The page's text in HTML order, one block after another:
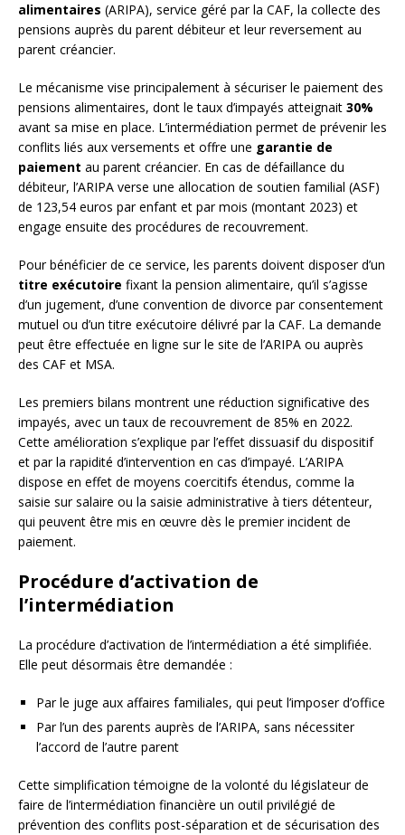
alimentaires (ARIPA), service géré par la CAF, la collecte des
pensions auprès du parent débiteur et leur reversement au
parent créancier.
Le mécanisme vise principalement à sécuriser le paiement des
pensions alimentaires, dont le taux d’impayés atteignait 30%
avant sa mise en place. L’intermédiation permet de prévenir les
conflits liés aux versements et offre une garantie de
paiement au parent créancier. En cas de défaillance du
débiteur, l’ARIPA verse une allocation de soutien familial (ASF)
de 123,54 euros par enfant et par mois (montant 2023) et
engage ensuite des procédures de recouvrement.
Pour bénéficier de ce service, les parents doivent disposer d’un
titre exécutoire fixant la pension alimentaire, qu’il s’agisse
d’un jugement, d’une convention de divorce par consentement
mutuel ou d’un titre exécutoire délivré par la CAF. La demande
peut être effectuée en ligne sur le site de l’ARIPA ou auprès
des CAF et MSA.
Les premiers bilans montrent une réduction significative des
impayés, avec un taux de recouvrement de 85% en 2022.
Cette amélioration s’explique par l’effet dissuasif du dispositif
et par la rapidité d’intervention en cas d’impayé. L’ARIPA
dispose en effet de moyens coercitifs étendus, comme la
saisie sur salaire ou la saisie administrative à tiers détenteur,
qui peuvent être mis en œuvre dès le premier incident de
paiement.
Procédure d’activation de
l’intermédiation
La procédure d’activation de l’intermédiation a été simplifiée.
Elle peut désormais être demandée :
Par le juge aux affaires familiales, qui peut l’imposer d’office
Par l’un des parents auprès de l’ARIPA, sans nécessiter
l’accord de l’autre parent
Cette simplification témoigne de la volonté du législateur de
faire de l’intermédiation financière un outil privilégié de
prévention des conflits post-séparation et de sécurisation des